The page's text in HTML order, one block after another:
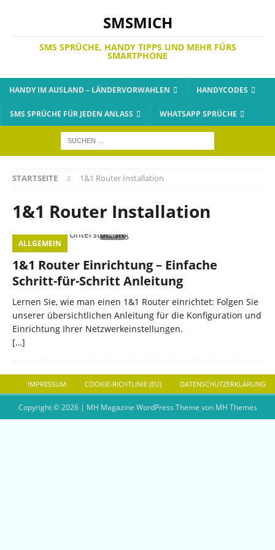
SMSMICH
SMS SPRÜCHE, HANDY TIPPS UND MEHR FÜRS
SMARTPHONE
HANDY IM AUSLAND – LÄNDERVORWAHLEN HANDYCODES
SMS SPRÜCHE FÜR JEDEN ANLASS WHATSAPP SPRÜCHE
STARTSEITE 1&1 Router Installation
1&1 Router Installation
ALLGEMEIN
1&1 Router Einrichtung – Einfache
Schritt-für-Schritt Anleitung
Lernen Sie, wie man einen 1&1 Router einrichtet: Folgen Sie
unserer übersichtlichen Anleitung für die Konfiguration und
Einrichtung Ihrer Netzwerkeinstellungen.
[…]
IMPRESSUM COOKIE-RICHTLINIE (EU) DATENSCHUTZERKLÄRUNG
Copyright © 2026 | MH Magazine WordPress Theme von MH Themes